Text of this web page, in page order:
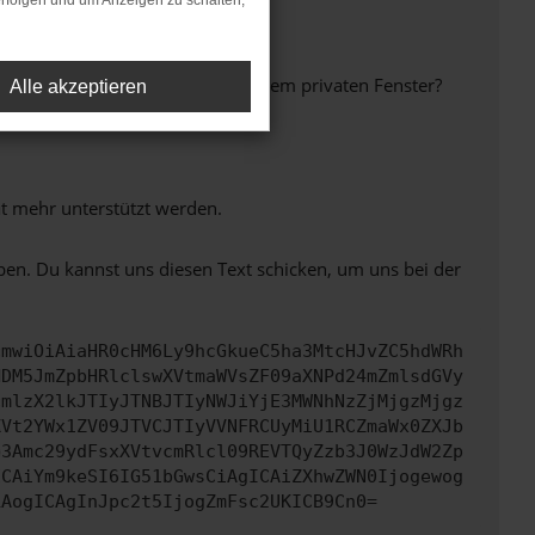
anderen Browser oder in einem privaten Fenster?
mehr unterstützt werden.
Du kannst uns diesen Text schicken, um uns bei der
Alle akzeptieren